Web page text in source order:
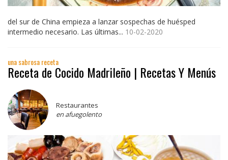
del sur de China empieza a lanzar sospechas de huésped
intermedio necesario. Las últimas... 10-02-2020
una sabrosa receta
Receta de Cocido Madrileño | Recetas Y Menús
Restaurantes
en afuegolento